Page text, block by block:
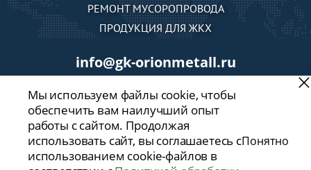
РЕМОНТ МУСОРОПРОВОДА
ПРОДУКЦИЯ ДЛЯ ЖКХ
info@gk-orionmetall.ru
Каталог
Обратный звонок
Мы используем файлы cookie, чтобы
обеспечить вам наилучший опыт
работы с сайтом. Продолжая
использовать сайт, вы соглашаетесь с
использованием cookie-файлов в
Понятно